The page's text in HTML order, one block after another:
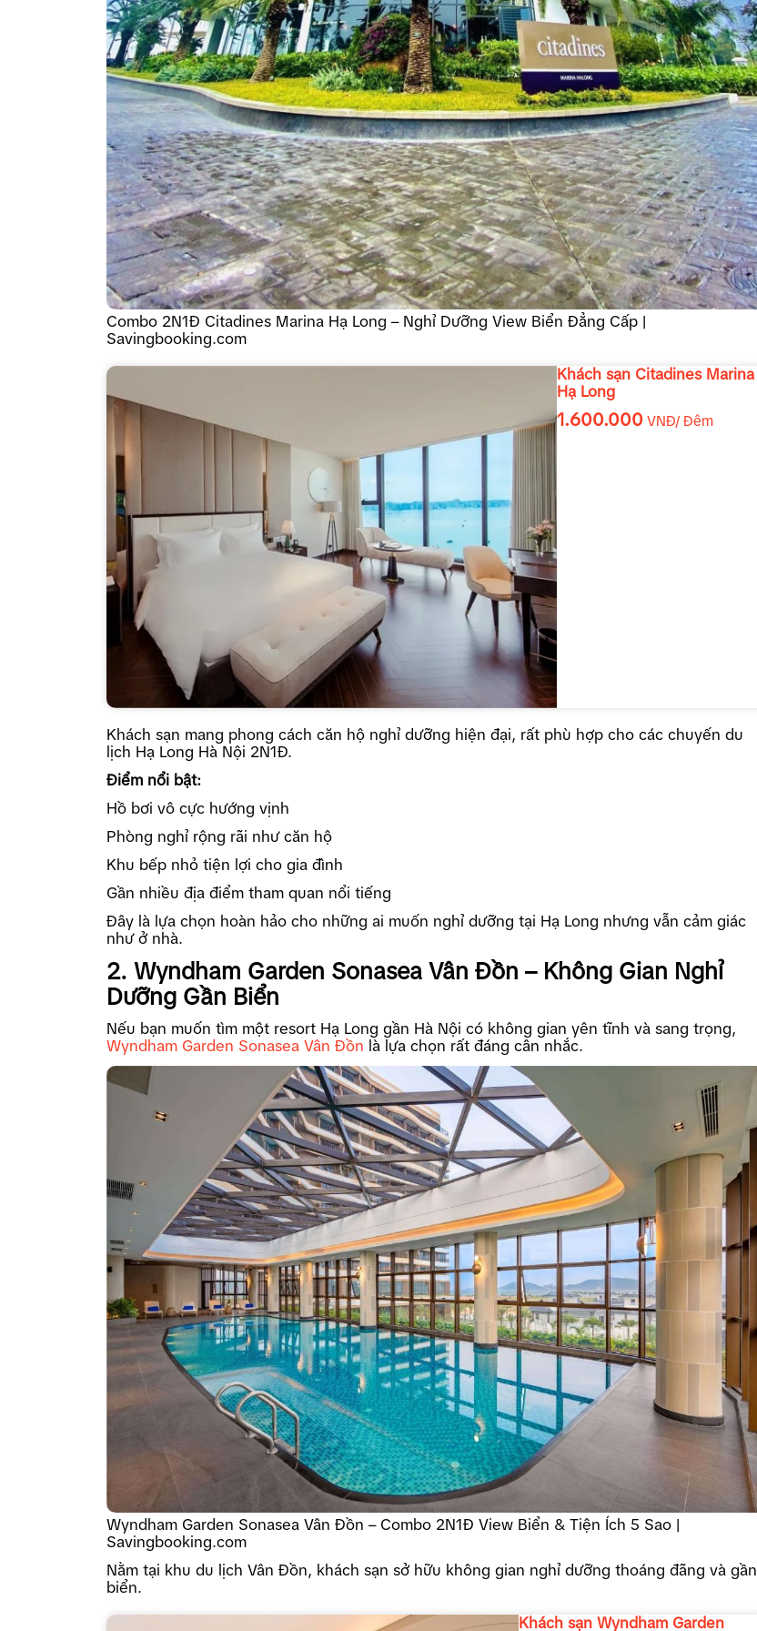
Combo 2N1Đ Citadines Marina Hạ Long – Nghỉ Dưỡng View Biển Đẳng Cấp |
Savingbooking.com
Khách sạn Citadines Marina
Hạ Long
1.600.000 VNĐ/ Đêm
Khách sạn mang phong cách căn hộ nghỉ dưỡng hiện đại, rất phù hợp cho các chuyến du
lịch Hạ Long Hà Nội 2N1Đ.
Điểm nổi bật:
Hồ bơi vô cực hướng vịnh
Phòng nghỉ rộng rãi như căn hộ
Khu bếp nhỏ tiện lợi cho gia đình
Gần nhiều địa điểm tham quan nổi tiếng
Đây là lựa chọn hoàn hảo cho những ai muốn nghỉ dưỡng tại Hạ Long nhưng vẫn cảm giác
như ở nhà.
2. Wyndham Garden Sonasea Vân Đồn – Không Gian Nghỉ
Dưỡng Gần Biển
Nếu bạn muốn tìm một resort Hạ Long gần Hà Nội có không gian yên tĩnh và sang trọng,
Wyndham Garden Sonasea Vân Đồn là lựa chọn rất đáng cân nhắc.
Wyndham Garden Sonasea Vân Đồn – Combo 2N1Đ View Biển & Tiện Ích 5 Sao |
Savingbooking.com
Nằm tại khu du lịch Vân Đồn, khách sạn sở hữu không gian nghỉ dưỡng thoáng đãng và gần
biển.
Khách sạn Wyndham Garden